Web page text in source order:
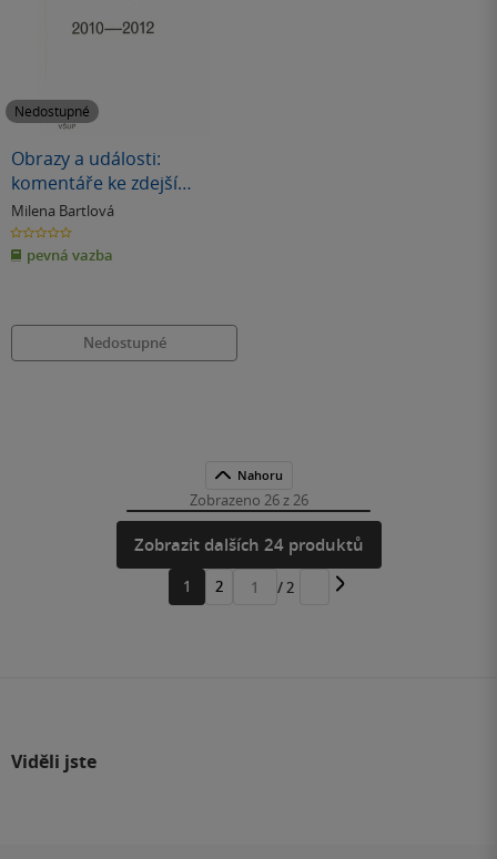
Nedostupné
Obrazy a události:
komentáře ke zdejší
vizuální kultuře 2010-2012
Milena Bartlová
0.0
z
5
hvězdiček
pevná vazba
Nedostupné
Nahoru
Zobrazeno 26 z 26
Zobrazit dalších 24 produktů
1 2
Přejít
/ 2
Viděli jste